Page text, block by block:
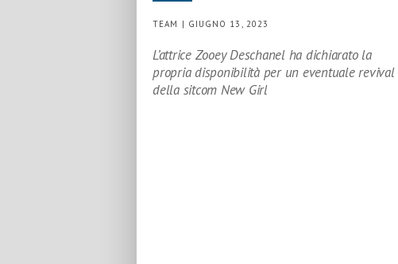
TEAM | GIUGNO 13, 2023
L’attrice Zooey Deschanel ha dichiarato la
propria disponibilità per un eventuale revival
della sitcom New Girl